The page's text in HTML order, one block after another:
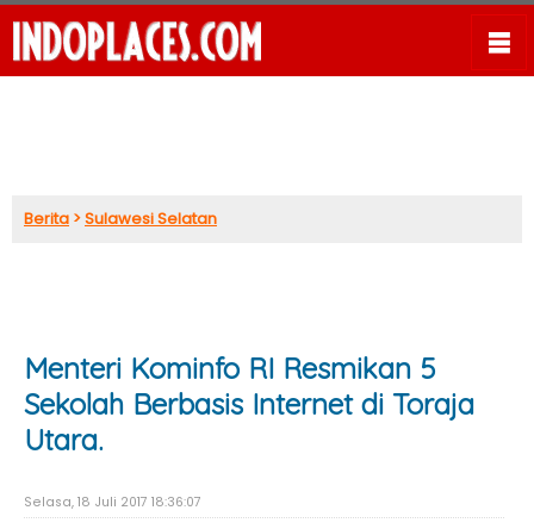
Berita >Sulawesi Selatan
Menteri Kominfo RI Resmikan 5
Sekolah Berbasis Internet di Toraja
Utara.
Selasa, 18 Juli 2017 18:36:07